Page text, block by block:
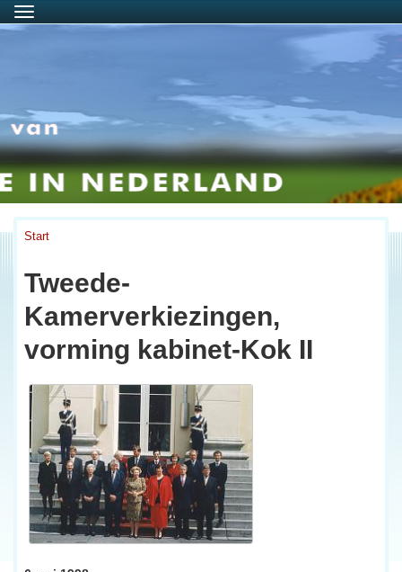
Menu
Start
Tweede-
Kamerverkiezingen,
vorming kabinet-Kok II